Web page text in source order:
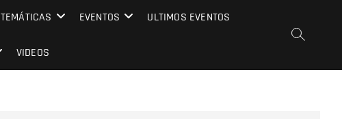
TEMÁTICAS EVENTOS ULTIMOS EVENTOS
VIDEOS